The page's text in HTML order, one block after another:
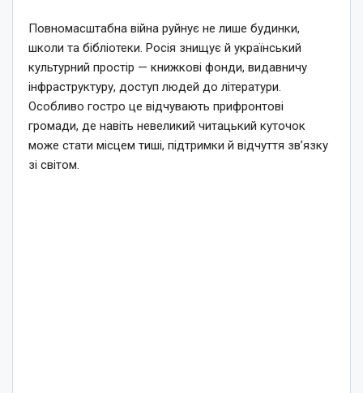
Повномасштабна війна руйнує не лише будинки,
школи та бібліотеки. Росія знищує й український
культурний простір — книжкові фонди, видавничу
інфраструктуру, доступ людей до літератури.
Особливо гостро це відчувають прифронтові
громади, де навіть невеликий читацький куточок
може стати місцем тиші, підтримки й відчуття зв’язку
зі світом.